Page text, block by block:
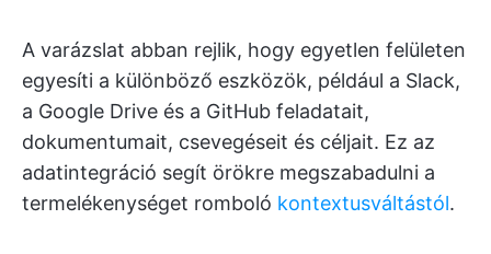
A varázslat abban rejlik, hogy egyetlen felületen
egyesíti a különböző eszközök, például a Slack,
a Google Drive és a GitHub feladatait,
dokumentumait, csevegéseit és céljait. Ez az
adatintegráció segít örökre megszabadulni a
termelékenységet romboló kontextusváltástól.